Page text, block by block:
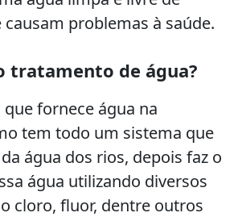
problemas à saúde.
tratamento de água?
que fornece água na
tem todo um sistema que
água dos rios, depois faz o
água utilizando diversos
cloro, fluor, dentre outros